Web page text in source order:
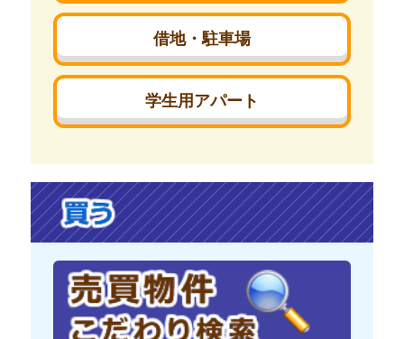
借地・駐車場
学生用アパート